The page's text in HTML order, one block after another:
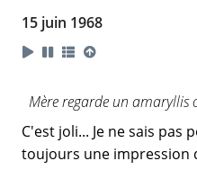
15 juin 1968
Mère regarde un amaryllis
C'est joli... Je ne sais pas
toujours une impression